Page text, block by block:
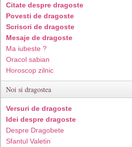
Citate despre dragoste
Povesti de dragoste
Scrisori de dragoste
Mesaje de dragoste
Ma iubeste ?
Oracol sabian
Horoscop zilnic
Noi si dragostea
Versuri de dragoste
Idei despre dragoste
Despre Dragobete
Sfantul Valetin